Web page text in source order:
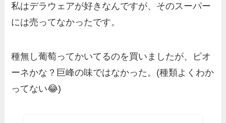
私はデラウェアが好きなんですが、そのスーパー
には売ってなかったです。
種無し葡萄ってかいてるのを買いましたが、ピオ
ーネかな？巨峰の味ではなかった。(種類よくわか
ってない😂)